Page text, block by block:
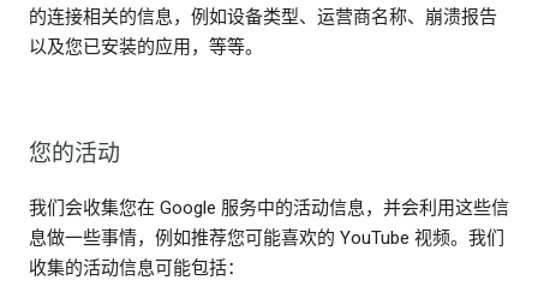
的连接相关的信息，例如设备类型、运营商名称、崩溃报告
以及您已安装的应用，等等。
您的活动
我们会收集您在 Google 服务中的活动信息，并会利用这些信
息做一些事情，例如推荐您可能喜欢的 YouTube 视频。我们
收集的活动信息可能包括：